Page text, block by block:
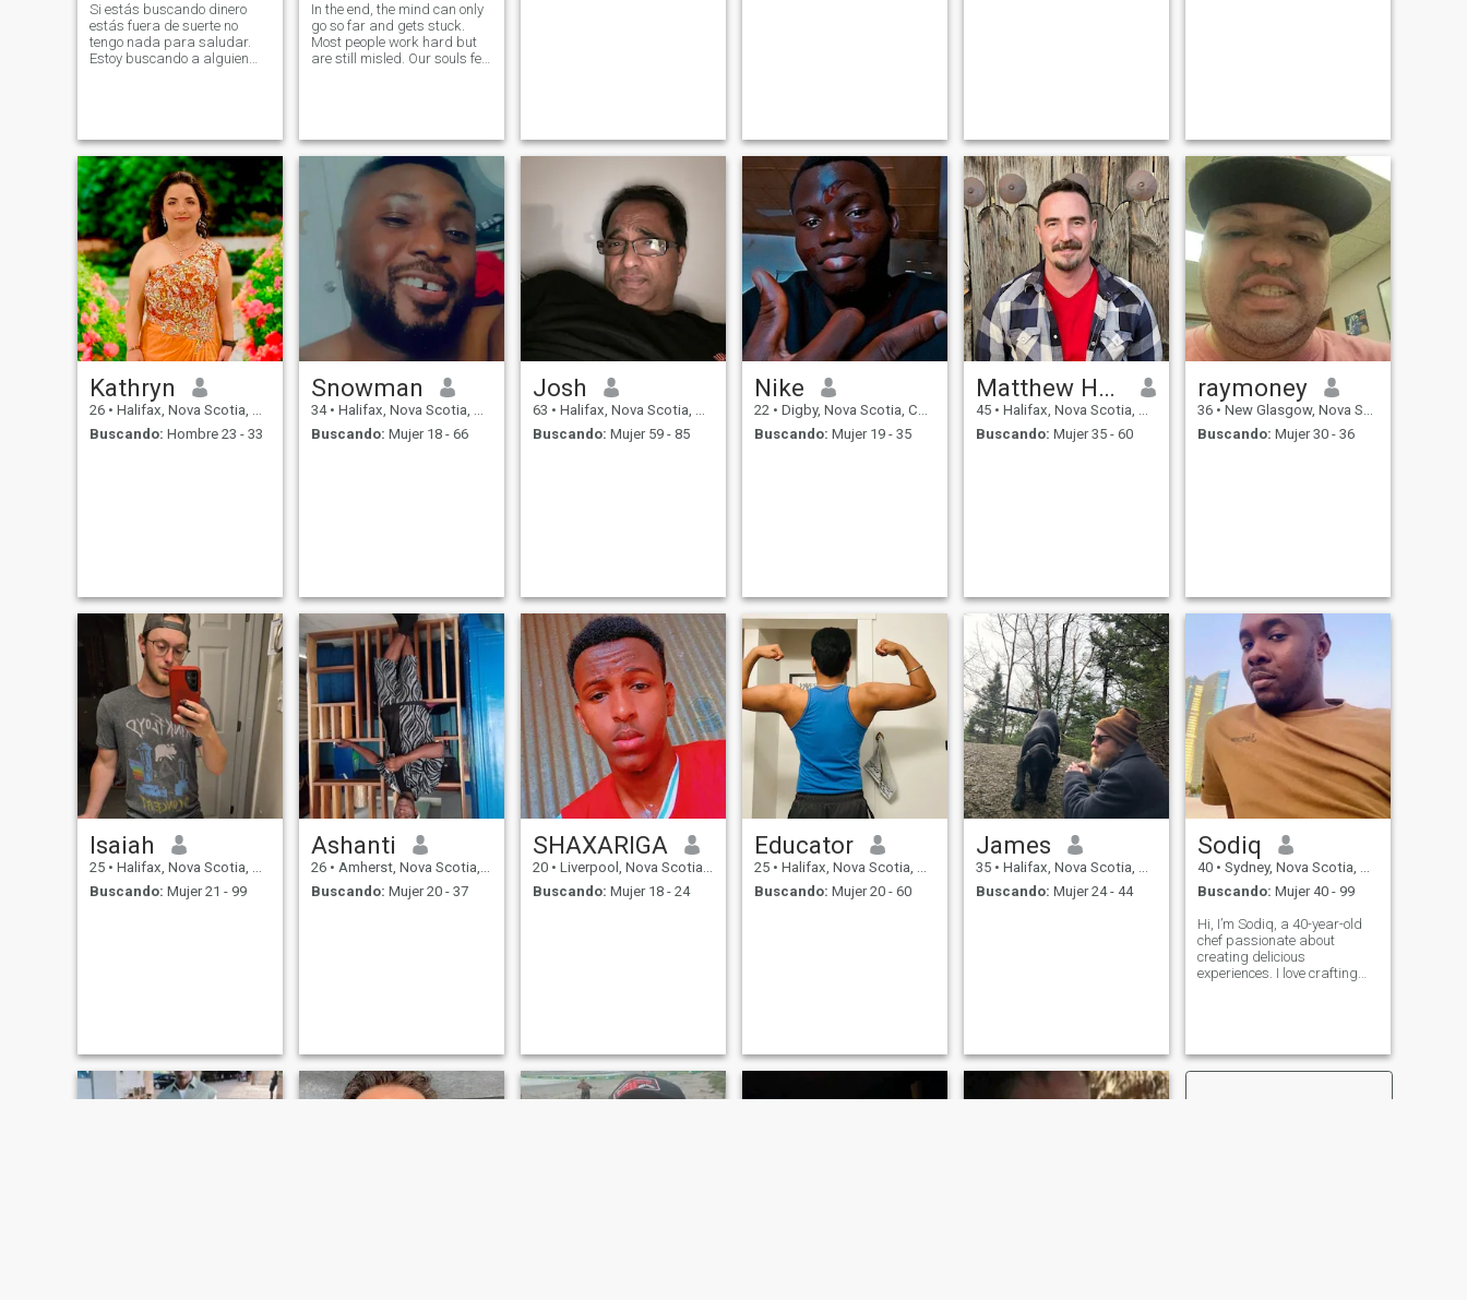
Si estás buscando dinero
estás fuera de suerte no
tengo nada para saludar.
Estoy buscando a alguien
tengo una hija de 14 años
así que Padre soltero de dos
hijos. Vivimos en una
pequeña granja. Vivo en una
granja con mis 2 hijos. Soy
de Nueva Escocia, Canadá.
No soy una persona rica y no
tengo mucho dinero. Pero
estamos felices en nuestra
pequeña granja y nos
encantaría compartirla con
alguien.
In the end, the mind can only
go so far and gets stuck.
Most people work hard but
are still misled. Our souls feel
we only ended up with a
Kathryn
26 • Halifax, Nova Scotia, Canadá
Buscando: Hombre 23 - 33
Snowman
34 • Halifax, Nova Scotia, Canadá
Buscando: Mujer 18 - 66
Josh
63 • Halifax, Nova Scotia, Canadá
Buscando: Mujer 59 - 85
Nike
22 • Digby, Nova Scotia, Canadá
Buscando: Mujer 19 - 35
Matthew Harrison
45 • Halifax, Nova Scotia, Canadá
Buscando: Mujer 35 - 60
raymoney
36 • New Glasgow, Nova Scotia, Canadá
Buscando: Mujer 30 - 36
Isaiah
25 • Halifax, Nova Scotia, Canadá
Buscando: Mujer 21 - 99
Ashanti
26 • Amherst, Nova Scotia, Canadá
Buscando: Mujer 20 - 37
SHAXARIGA
20 • Liverpool, Nova Scotia, Canadá
Buscando: Mujer 18 - 24
Educator
25 • Halifax, Nova Scotia, Canadá
Buscando: Mujer 20 - 60
James
35 • Halifax, Nova Scotia, Canadá
Buscando: Mujer 24 - 44
Sodiq
40 • Sydney, Nova Scotia, Canadá
Buscando: Mujer 40 - 99
Hi, I’m Sodiq, a 40-year-old
chef passionate about
creating delicious
experiences. I love crafting
not cooking, I enjoy exploring
local foo